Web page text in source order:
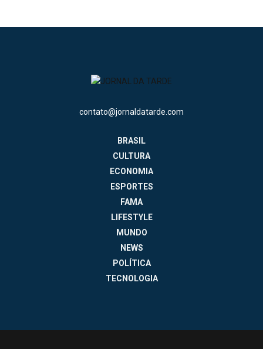
contato@jornaldatarde.com
BRASIL
CULTURA
ECONOMIA
ESPORTES
FAMA
LIFESTYLE
MUNDO
NEWS
POLÍTICA
TECNOLOGIA